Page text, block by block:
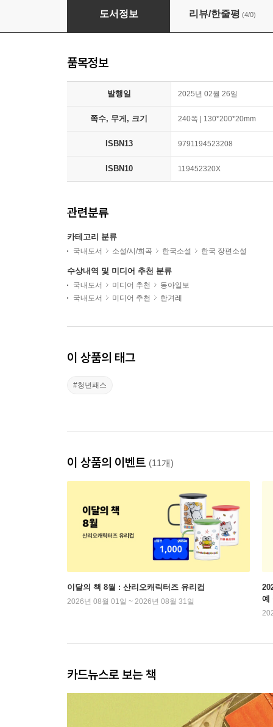
가시 그물
도서정보 리뷰/한줄평 (4/0)
품목정보
발행일 2025년 02월 26일
쪽수, 무게, 크기 240쪽 | 130*200*20mm
ISBN13 9791194523208
ISBN10 119452320X
관련분류
카테고리 분류
국내도서 소설/시/희곡 한국소설 한국 장편소설
수상내역 및 미디어 추천 분류
국내도서 미디어 추천
동아일보
국내도서
미디어 추천 한겨레
이 상품의 태그
#청년패스
이 상품의 이벤트 (11개)
이달의 책 8월 : 산리오캐릭터즈 유리컵
2026년 08월 01일 ~ 2026년 08월 31일
예
카드뉴스로 보는 책